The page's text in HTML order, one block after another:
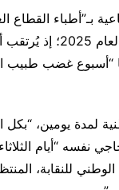
بـ”أطباء القطاع
المستقلة، ولا يلوح أيّ
لمدة يومين،
الوطني للنقابة،